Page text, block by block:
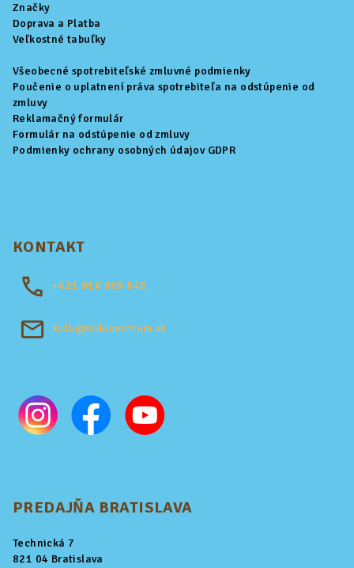
Značky
Doprava a Platba
Veľkostné tabuľky
Všeobecné spotrebiteľské zmluvné podmienky
Poučenie o uplatnení práva spotrebiteľa na odstúpenie od
zmluvy
Reklamačný formulár
Formulár na odstúpenie od zmluvy
Podmienky ochrany osobných údajov GDPR
KONTAKT
+421 918 969 846
kido@kidocentrum.sk
PREDAJŇA BRATISLAVA
Technická 7
821 04 Bratislava